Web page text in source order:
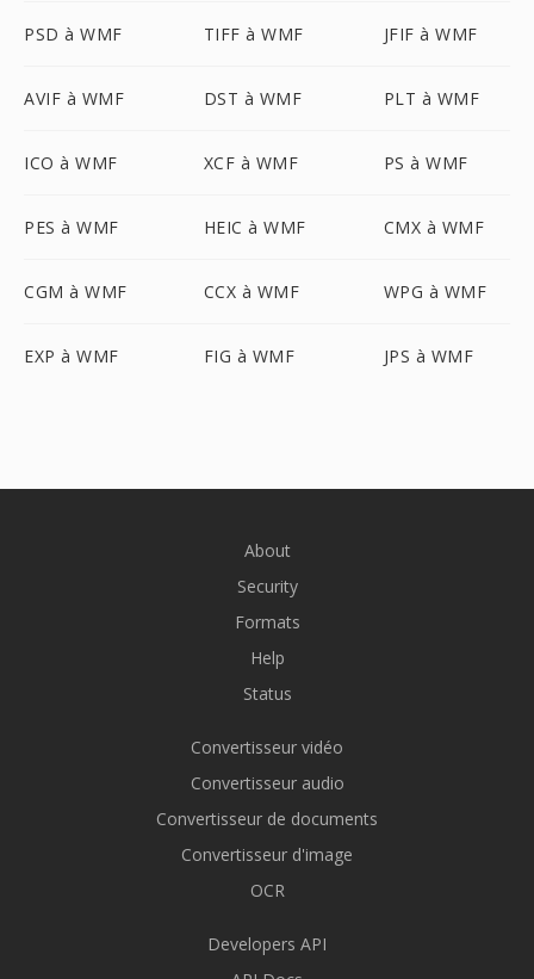
PSD à WMF TIFF à WMF JFIF à WMF
AVIF à WMF DST à WMF PLT à WMF
ICO à WMF XCF à WMF PS à WMF
PES à WMF HEIC à WMF CMX à WMF
CGM à WMF CCX à WMF WPG à WMF
EXP à WMF FIG à WMF JPS à WMF
About
Security
Formats
Help
Status
Convertisseur vidéo
Convertisseur audio
Convertisseur de documents
Convertisseur d'image
OCR
Developers API